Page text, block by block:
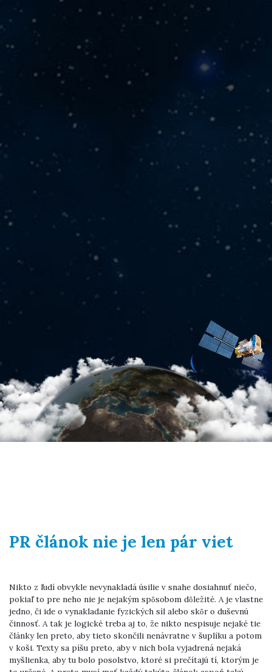
PR článok nie je len pár viet
Nikto z ľudí obvykle nevynakladá úsilie v snahe dosiahnuť niečo,
pokiaľ to pre neho nie je nejakým spôsobom dôležité. A je vlastne
jedno, či ide o vynakladanie fyzických síl alebo skôr o duševnú
činnosť. A tak je logické treba aj to, že nikto nespisuje nejaké tie
články len preto, aby tieto skončili nenávratne v šuplíku a potom
v koši. Texty sa píšu preto, aby v nich bola vyjadrená nejaká
myšlienka, aby tu bolo posolstvo, ktoré si prečítajú tí, ktorým je